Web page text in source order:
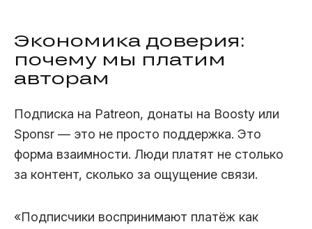
Экономика доверия:
почему мы платим
авторам
Подписка на Patreon, донаты на Boosty или
Sponsr — это не просто поддержка. Это
форма взаимности. Люди платят не столько
за контент, сколько за ощущение связи.
«Подписчики воспринимают платёж как